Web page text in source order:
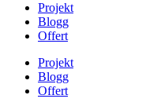
Projekt
Blogg
Offert
Projekt
Blogg
Offert